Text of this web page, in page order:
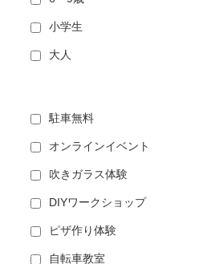
小学生
大人
駐車無料
オンラインイベント
吹きガラス体験
DIYワークショップ
ピザ作り体験
自転車教室